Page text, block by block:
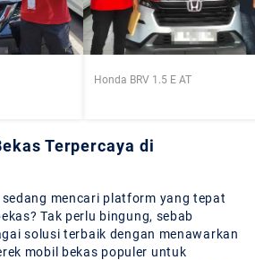
Honda BRV 1.5 E AT
Terpercaya di
mencari platform yang tepat
Tak perlu bingung, sebab
solusi terbaik dengan menawarkan
mobil bekas populer untuk